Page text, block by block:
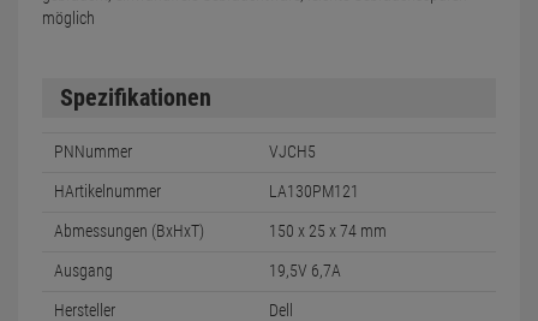
möglich
Spezifikationen
PNNummer VJCH5
HArtikelnummer LA130PM121
Abmessungen (BxHxT) 150 x 25 x 74 mm
Ausgang 19,5V 6,7A
Hersteller Dell